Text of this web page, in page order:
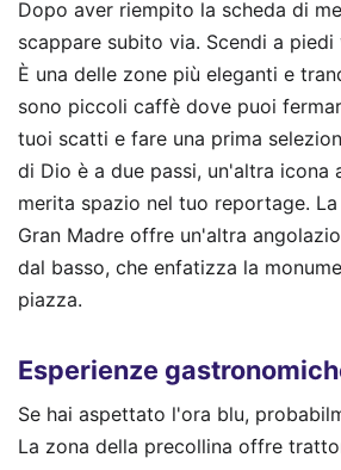
Dopo aver riempito la scheda di
scappare subito via. Scendi a
È una delle zone più eleganti e
sono piccoli caffè dove puoi
tuoi scatti e fare una prima
di Dio è a due passi, un'altra icona
merita spazio nel tuo reportage.
Gran Madre offre un'altra
dal basso, che enfatizza la
piazza.
Esperienze
Se hai aspettato l'ora blu,
La zona della precollina offre